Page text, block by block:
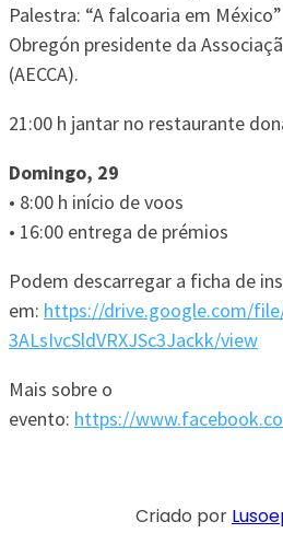
Palestra: “A falcoaria em
Obregón presidente da
(AECCA).
21:00 h jantar no restaurante
Domingo, 29
• 8:00 h início de voos
• 16:00 entrega de prémios
Podem descarregar a ficha de
em: https://drive.google.com/
3ALsIvcSldVRXJSc3Jackk/view
Mais sobre o
evento: https://
Criado por